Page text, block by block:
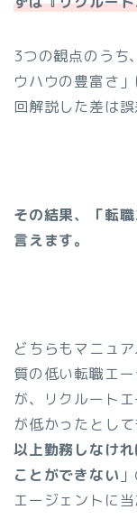
3つの観点のうち
ウハウの豊富さ
回解説した差は誤
その結果、「転
言えます。
どちらもマニュ
質の低い転職エ
が、リクルート
が低かったとし
以上勤務しなけ
ことができない
エージェントに